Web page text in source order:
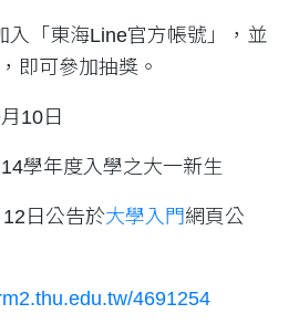
入「東海Line官方帳號」，並
即可參加抽獎。
10日
學年度入學之大一新生
日公告於大學入門網頁公
4691254